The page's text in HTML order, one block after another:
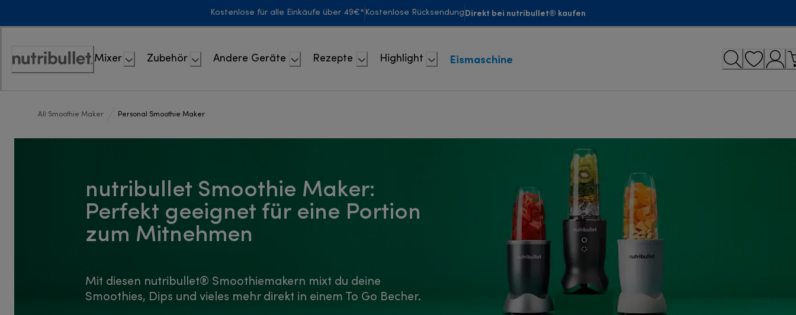
Kostenlose für alle Einkäufe über 49€* Kostenlose Rücksendung Direkt bei nutribullet® kaufen
Erklärung
Mixer Zubehör Andere Geräte Rezepte Highlight Eismaschine
All Smoothie Maker Personal Smoothie Maker
nutribullet Smoothie Maker:
Perfekt geeignet für eine Portion
zum Mitnehmen
Mit diesen nutribullet® Smoothiemakern mixt du deine
Smoothies, Dips und vieles mehr direkt in einem To Go Becher.